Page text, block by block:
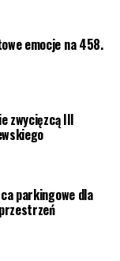
emocje na 458.
zwycięzcą III
parkingowe dla